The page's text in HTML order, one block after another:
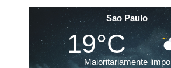
Sao Paulo
19°C
Maioritariamente limpo